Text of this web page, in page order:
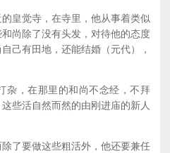
觉寺，在寺里，他从事着类似
尚除了没有头发，对待他的态度
己有田地，还能结婚（元代），
，在那里的和尚不念经，不拜
些活自然而然的由刚进庙的新人
要做这些粗活外，他还要兼任